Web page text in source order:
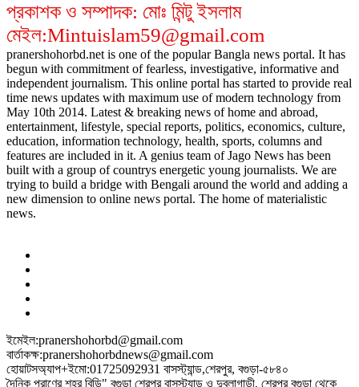
প্রকাশক ও সম্পাদক: মোঃ মিন্টু ইসলাম
মেইল:Mintuislam59@gmail.com
pranershohorbd.net is one of the popular Bangla news portal. It has
begun with commitment of fearless, investigative, informative and
independent journalism. This online portal has started to provide real
time news updates with maximum use of modern technology from
May 10th 2014. Latest & breaking news of home and abroad,
entertainment, lifestyle, special reports, politics, economics, culture,
education, information technology, health, sports, columns and
features are included in it. A genius team of Jago News has been
built with a group of countrys energetic young journalists. We are
trying to build a bridge with Bengali around the world and adding a
new dimension to online news portal. The home of materialistic
news.
ইমেইল:pranershohorbd@gmail.com
বার্তাকক্ষ:pranershohorbdnews@gmail.com
হোয়াটসঅ্যাপ+ইমো:01725092931 বাসস্ট্যান্ড,শেরপুর, বগুড়া-৫৮৪০
দৈনিক প্রাণের শহর বিডি" বগুড়া শেরপুর বাসস্ট্যান্ড ও দুবলাগাড়ী, শেরপুর বগুড়া থেকে